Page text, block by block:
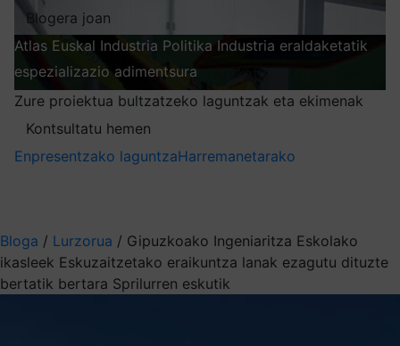
Blogera joan
Atlas Euskal Industria Politika Industria eraldaketatik
espezializazio adimentsura
Zure proiektua bultzatzeko laguntzak eta ekimenak
Kontsultatu hemen
Enpresentzako laguntzaHarremanetarako
Bloga / Lurzorua / Gipuzkoako Ingeniaritza Eskolako
ikasleek Eskuzaitzetako eraikuntza lanak ezagutu dituzte
bertatik bertara Sprilurren eskutik